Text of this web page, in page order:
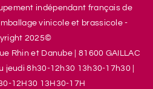
indépendant français de
vinicole et brassicole -
2025©
Rhin et Danube
81600 GAILLAC
jeudi 8h30-12h30 13h30-17h30
12H30 13H30-17H